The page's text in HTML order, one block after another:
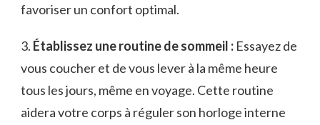
favoriser un confort optimal.
3. Établissez une ​routine de sommeil : Essayez de
⁤vous coucher et de vous lever à la​ même heure
tous les jours, même en voyage. Cette routine
aidera votre corps à réguler⁣ son horloge interne